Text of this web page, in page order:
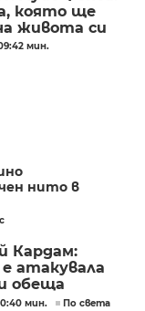
която ще
живота си
мин.
нито в
Кардам:
атакувала
обеща
мин. По света